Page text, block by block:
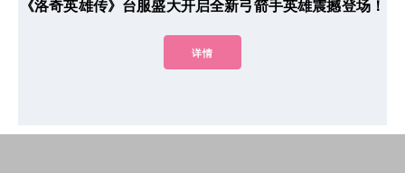
《洛奇英雄传》台服盛大开启全新弓箭手英雄震撼登场！
详情